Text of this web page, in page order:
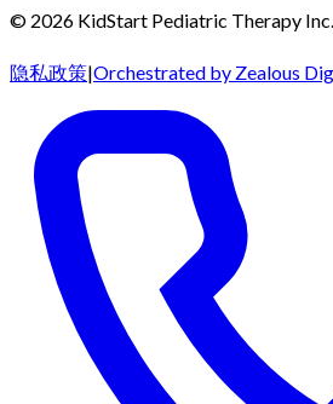
© 2026 KidStart Pediatric Therapy Inc.
隐私政策|Orchestrated by Zealous